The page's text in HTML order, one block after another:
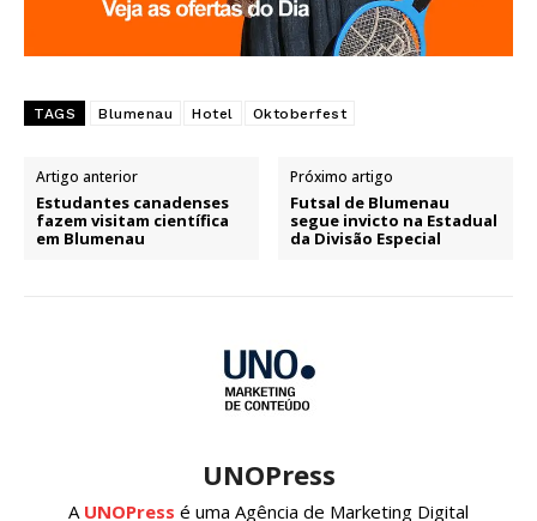
TAGS Blumenau Hotel Oktoberfest
Artigo anterior
Estudantes canadenses
fazem visitam científica
em Blumenau
Próximo artigo
Futsal de Blumenau
segue invicto na Estadual
da Divisão Especial
UNOPress
A UNOPress é uma Agência de Marketing Digital